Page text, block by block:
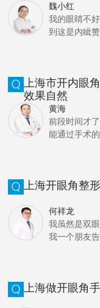
魏小红
我的眼睛不
到这是内眦
上海市开内眼
效果自然
黄海
前段时间才
能通过手术
上海开眼角整
何祥龙
我虽然是双
我一个朋友
上海做开眼角